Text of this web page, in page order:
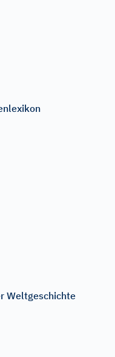
Weltgeschichte